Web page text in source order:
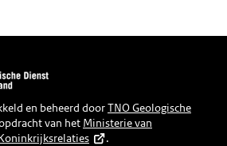
en beheerd doorTNO Geologische
van het Ministerie van
.